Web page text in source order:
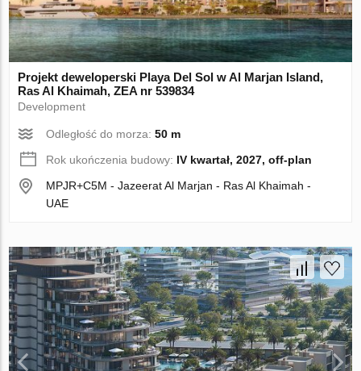
Projekt deweloperski Playa Del Sol w Al Marjan Island,
Ras Al Khaimah, ZEA nr 539834
Development
Odległość do morza:50 m
Rok ukończenia budowy: IV kwartał, 2027, off-plan
MPJR+C5M - Jazeerat Al Marjan - Ras Al Khaimah -
UAE